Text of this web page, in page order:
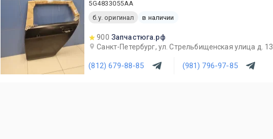
5G4833055AA
б.у. оригинал
в наличии
900 Запчастюга.рф
Санкт-Петербург, ул. Стрельбищенская улица д. 13
(812) 679-88-85 (981) 796-97-85